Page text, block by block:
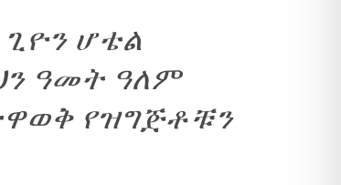
ሆቴል
ዓመት ዓለም
የዝግጅቶቹን